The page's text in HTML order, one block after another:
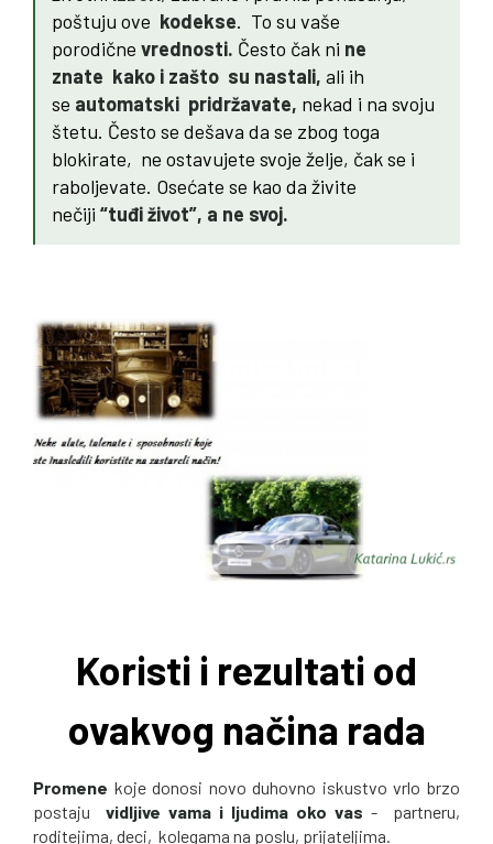
poštuju ove kodekse. To su vaše
porodične vrednosti. Često čak ni ne
znate kako i zašto su nastali, ali ih
se automatski pridržavate, nekad i na svoju
štetu. Često se dešava da se zbog toga
blokirate, ne ostavujete svoje želje, čak se i
raboljevate. Osećate se kao da živite
nečiji “tuđi život”, a ne svoj.
Koristi i rezultati od
ovakvog načina rada
Promene koje donosi novo duhovno iskustvo vrlo brzo
postaju vidljive vama i ljudima oko vas - partneru,
roditejima, deci, kolegama na poslu, prijateljima.